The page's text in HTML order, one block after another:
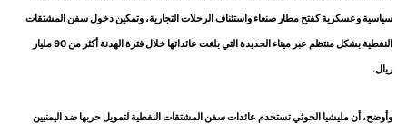
سياسية وعسكرية كفتح مطار صنعاء واستئناف الرحلات التجارية، وتمكين دخول سفن المشتقات
النفطية بشكل منتظم عبر ميناء الحديدة التي بلغت عائداتها خلال فترة الهدنة أكثر من 90 مليار
ريال.
وأوضح، أن مليشيا الحوثي تستخدم عائدات سفن المشتقات النفطية لتمويل حربها ضد اليمنيين